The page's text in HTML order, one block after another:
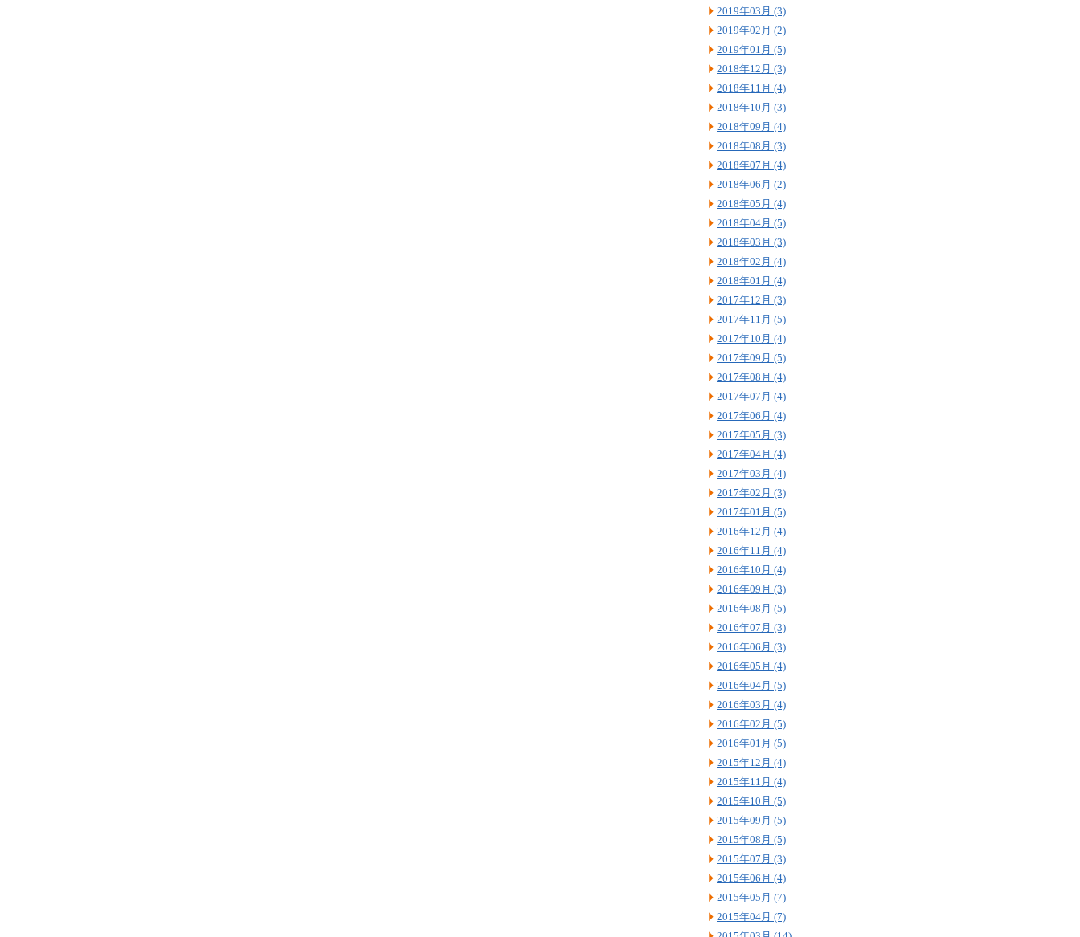
2019年03月 (3)
2019年02月 (2)
2019年01月 (5)
2018年12月 (3)
2018年11月 (4)
2018年10月 (3)
2018年09月 (4)
2018年08月 (3)
2018年07月 (4)
2018年06月 (2)
2018年05月 (4)
2018年04月 (5)
2018年03月 (3)
2018年02月 (4)
2018年01月 (4)
2017年12月 (3)
2017年11月 (5)
2017年10月 (4)
2017年09月 (5)
2017年08月 (4)
2017年07月 (4)
2017年06月 (4)
2017年05月 (3)
2017年04月 (4)
2017年03月 (4)
2017年02月 (3)
2017年01月 (5)
2016年12月 (4)
2016年11月 (4)
2016年10月 (4)
2016年09月 (3)
2016年08月 (5)
2016年07月 (3)
2016年06月 (3)
2016年05月 (4)
2016年04月 (5)
2016年03月 (4)
2016年02月 (5)
2016年01月 (5)
2015年12月 (4)
2015年11月 (4)
2015年10月 (5)
2015年09月 (5)
2015年08月 (5)
2015年07月 (3)
2015年06月 (4)
2015年05月 (7)
2015年04月 (7)